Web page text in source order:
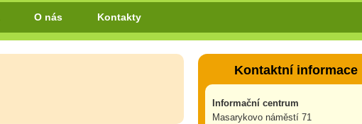
O nás Kontakty
Kontaktní informace
Informační centrum
Masarykovo náměstí 71